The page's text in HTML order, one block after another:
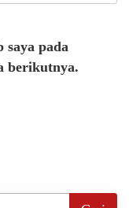
saya pada
berikutnya.